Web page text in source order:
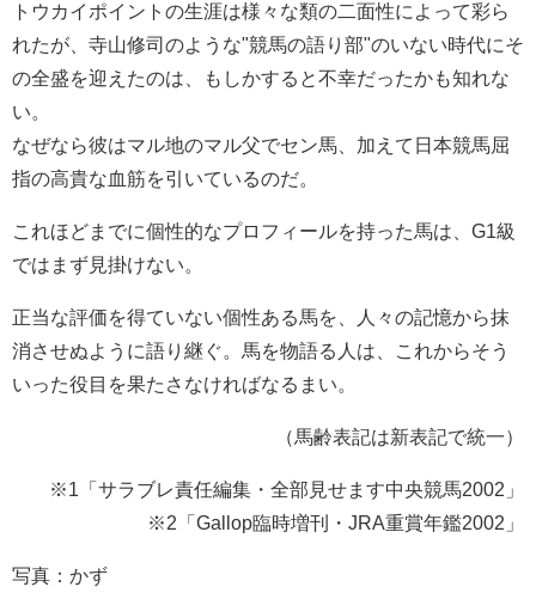
トウカイポイントの生涯は様々な類の二面性によって彩ら
れたが、寺山修司のような"競馬の語り部"のいない時代にそ
の全盛を迎えたのは、もしかすると不幸だったかも知れな
い。
なぜなら彼はマル地のマル父でセン馬、加えて日本競馬屈
指の高貴な血筋を引いているのだ。
これほどまでに個性的なプロフィールを持った馬は、G1級
ではまず見掛けない。
正当な評価を得ていない個性ある馬を、人々の記憶から抹
消させぬように語り継ぐ。馬を物語る人は、これからそう
いった役目を果たさなければなるまい。
（馬齢表記は新表記で統一）
※1「サラブレ責任編集・全部見せます中央競馬2002」
※2「Gallop臨時増刊・JRA重賞年鑑2002」
写真：かず